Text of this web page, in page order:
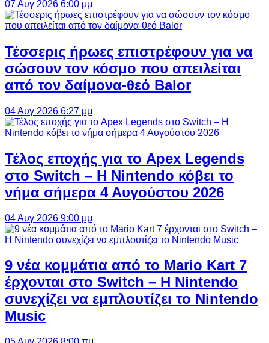
07 Αυγ 2026 6:00 μμ
Τέσσερις ήρωες επιστρέφουν για να
σώσουν τον κόσμο που απειλείται
από τον δαίμονα-θεό Balor
04 Αυγ 2026 6:27 μμ
Τέλος εποχής για το Apex Legends
στο Switch – Η Nintendo κόβει το
νήμα σήμερα 4 Αυγούστου 2026
04 Αυγ 2026 9:00 μμ
9 νέα κομμάτια από το Mario Kart 7
έρχονται στο Switch – Η Nintendo
συνεχίζει να εμπλουτίζει το Nintendo
Music